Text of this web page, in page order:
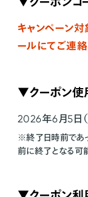
キャンペーン対
ールにてご連絡
▼クーポン使
2026年6月5日
※終了日時前であ
前に終了となる可